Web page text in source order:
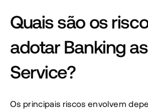
Quais são os
adotar Banking
Service?
Os principais riscos envolvem